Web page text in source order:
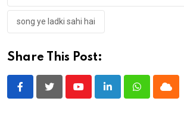
song ye ladki sahi hai
Share This Post:
YoutubeLinkedInWhatsappCloud